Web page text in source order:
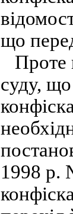
що
Проте
суду,
1998 р.